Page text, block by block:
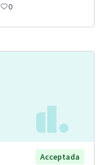
0
Acceptada